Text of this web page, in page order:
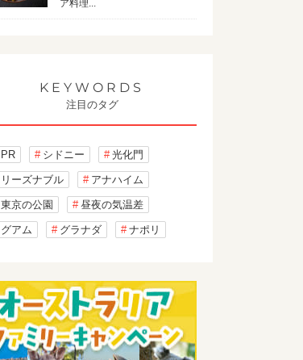
ア料理...
KEYWORDS
注目のタグ
PR シドニー 光化門
リーズナブル アナハイム
東京の公園 昼夜の気温差
グアム グラナダ ナポリ